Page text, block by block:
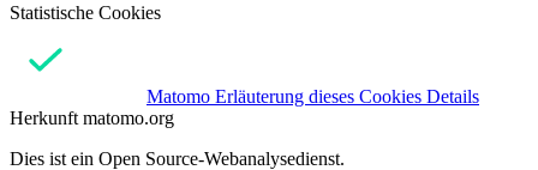
Statistische Cookies
Matomo Erläuterung dieses Cookies Details
Herkunft matomo.org
Dies ist ein Open Source-Webanalysedienst.